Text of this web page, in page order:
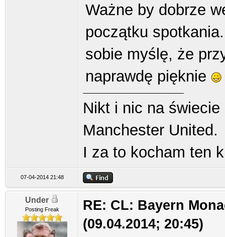
Ważne by dobrze
początku
sobie myślę, że
naprawdę pięknie
Nikt i nic na świecie
Manchester United.
I za to kocham ten
07-04-2014 21:48
Under
Posting Freak
RE: CL: Bayern
(09.04.2014; 20:45)